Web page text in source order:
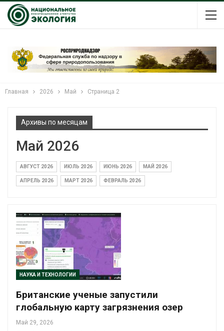
Главная 2026 Май Страница 2
Архивы по месяцам
Май 2026
АВГУСТ 2026 ИЮЛЬ 2026 ИЮНЬ 2026 МАЙ 2026
АПРЕЛЬ 2026 МАРТ 2026 ФЕВРАЛЬ 2026
НАУКА И ТЕХНОЛОГИИ
Британские ученые запустили
глобальную карту загрязнения озер
Май 29, 2026